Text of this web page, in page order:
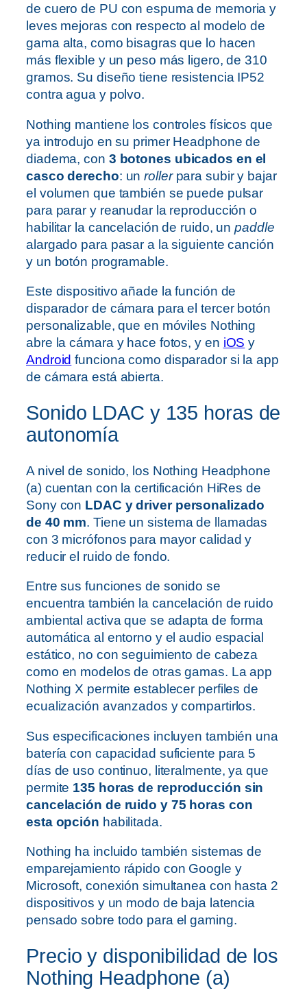
de cuero de PU con espuma de memoria y
leves mejoras con respecto al modelo de
gama alta, como bisagras que lo hacen
más flexible y un peso más ligero, de 310
gramos. Su diseño tiene resistencia IP52
contra agua y polvo.
Nothing mantiene los controles físicos que
ya introdujo en su primer Headphone de
diadema, con 3 botones ubicados en el
casco derecho: unrollerpara subir y bajar
el volumen que también se puede pulsar
para parar y reanudar la reproducción o
habilitar la cancelación de ruido, unpaddle
alargado para pasar a la siguiente canción
y un botón programable.
Este dispositivo añade la función de
disparador de cámara para el tercer botón
personalizable, que en móviles Nothing
abre la cámara y hace fotos, y en iOS y
Android funciona como disparador si la app
de cámara está abierta.
Sonido LDAC y 135 horas de
autonomía
A nivel de sonido, los Nothing Headphone
(a) cuentan con la certificación HiRes de
Sony con LDAC y driver personalizado
de 40 mm. Tiene un sistema de llamadas
con 3 micrófonos para mayor calidad y
reducir el ruido de fondo.
Entre sus funciones de sonido se
encuentra también la cancelación de ruido
ambiental activa que se adapta de forma
automática al entorno y el audio espacial
estático, no con seguimiento de cabeza
como en modelos de otras gamas. La app
Nothing X permite establecer perfiles de
ecualización avanzados y compartirlos.
Sus especificaciones incluyen también una
batería con capacidad suficiente para 5
días de uso continuo, literalmente, ya que
permite 135 horas de reproducción sin
cancelación de ruido y 75 horas con
esta opción habilitada.
Nothing ha incluido también sistemas de
emparejamiento rápido con Google y
Microsoft, conexión simultanea con hasta 2
dispositivos y un modo de baja latencia
pensado sobre todo para el gaming.
Precio y disponibilidad de los
Nothing Headphone (a)